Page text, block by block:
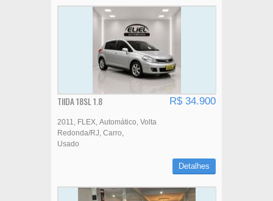
TIIDA 18SL 1.8 R$ 34.900
2011 FLEX Automático Volta
Redonda/RJ Carro
Usado
Detalhes